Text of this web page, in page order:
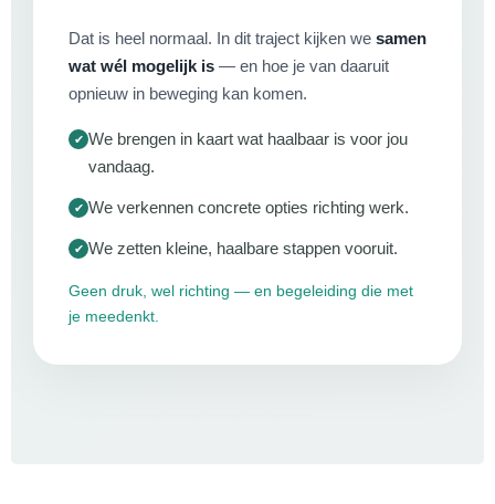
Dat is heel normaal. In dit traject kijken we samen
wat wél mogelijk is — en hoe je van daaruit
opnieuw in beweging kan komen.
We brengen in kaart wat haalbaar is voor jou
vandaag.
We verkennen concrete opties richting werk.
We zetten kleine, haalbare stappen vooruit.
Geen druk, wel richting — en begeleiding die met
je meedenkt.